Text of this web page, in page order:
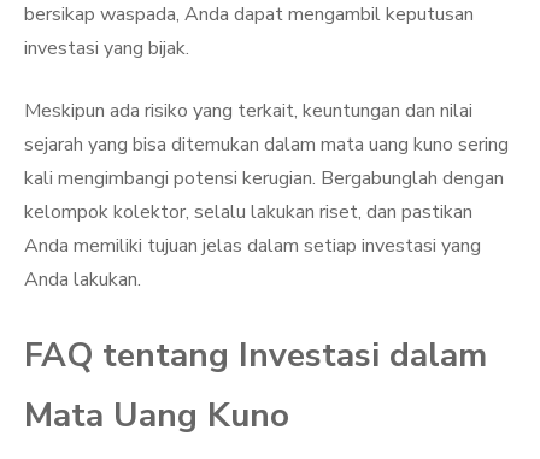
bersikap waspada, Anda dapat mengambil keputusan
investasi yang bijak.
Meskipun ada risiko yang terkait, keuntungan dan nilai
sejarah yang bisa ditemukan dalam mata uang kuno sering
kali mengimbangi potensi kerugian. Bergabunglah dengan
kelompok kolektor, selalu lakukan riset, dan pastikan
Anda memiliki tujuan jelas dalam setiap investasi yang
Anda lakukan.
FAQ tentang Investasi dalam
Mata Uang Kuno